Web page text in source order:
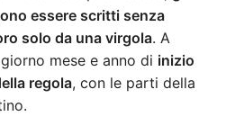
essere scritti senza
solo da una virgola. A
mese e anno di inizio
regola, con le parti della